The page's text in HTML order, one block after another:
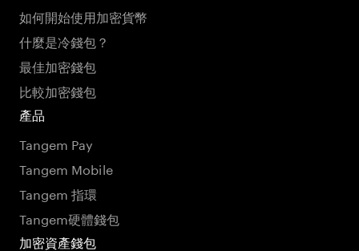
如何開始使用加密貨幣
什麼是冷錢包？
最佳加密錢包
比較加密錢包
產品
Tangem Pay
Tangem Mobile
Tangem 指環
Tangem硬體錢包
加密資產錢包